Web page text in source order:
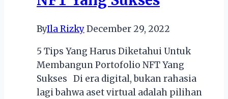
ByIla RizkyDecember 29, 2022
5 Tips Yang Harus Diketahui Untuk
Membangun Portofolio NFT Yang
Sukses Di era digital, bukan rahasia
lagi bahwa aset virtual adalah pilihan